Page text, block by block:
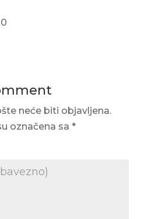
neće biti objavljena.
označena sa *